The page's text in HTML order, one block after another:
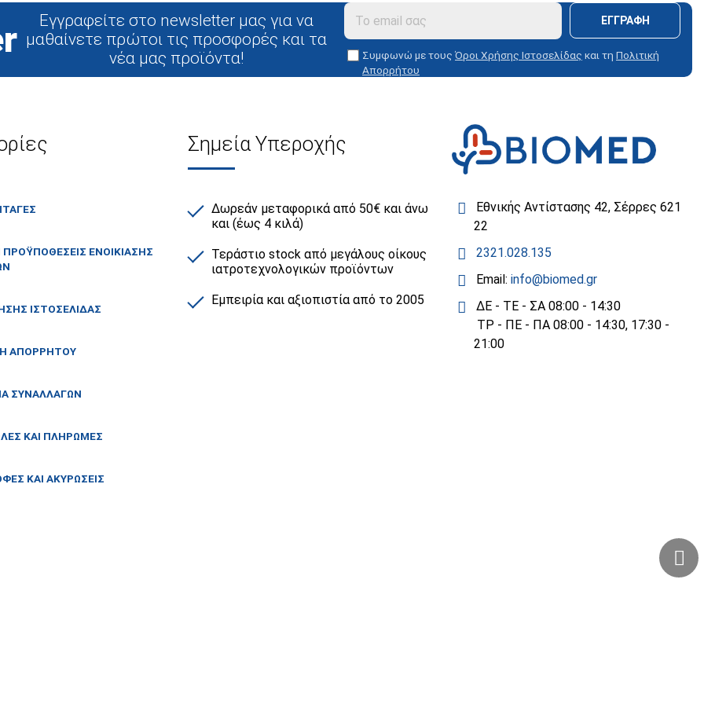
Εγγραφείτε στο newsletter μας για να
μαθαίνετε πρώτοι τις προσφορές και τα
νέα μας προϊόντα!
ΕΓΓΡΑΦΗ
Συμφωνώ με τους Όροι Χρήσης Ιστοσελίδας και τη Πολιτική
Απορρήτου
ΠΡΟΫΠΟΘΕΣΕΙΣ ΕΝΟΙΚΙΑΣΗΣ
ΙΣΤΟΣΕΛΙΔΑΣ
ΑΠΟΡΡΗΤΟΥ
ΣΥΝΑΛΛΑΓΩΝ
ΚΑΙ ΠΛΗΡΩΜΕΣ
ΚΑΙ ΑΚΥΡΩΣΕΙΣ
Σημεία Υπεροχής
Δωρεάν μεταφορικά από 50€ και άνω
και (έως 4 κιλά)
Τεράστιο stock από μεγάλους οίκους
ιατροτεχνολογικών προϊόντων
Εμπειρία και αξιοπιστία από το 2005
Εθνικής Αντίστασης 42, Σέρρες 621
22
2321.028.135
Email: info@biomed.gr
ΔΕ - ΤΕ - ΣΑ 08:00 - 14:30
ΤΡ - ΠΕ - ΠΑ 08:00 - 14:30, 17:30 -
21:00